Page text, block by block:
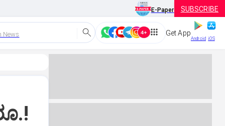
E-Paper SUBSCRIBE
News Get App
Android iOS